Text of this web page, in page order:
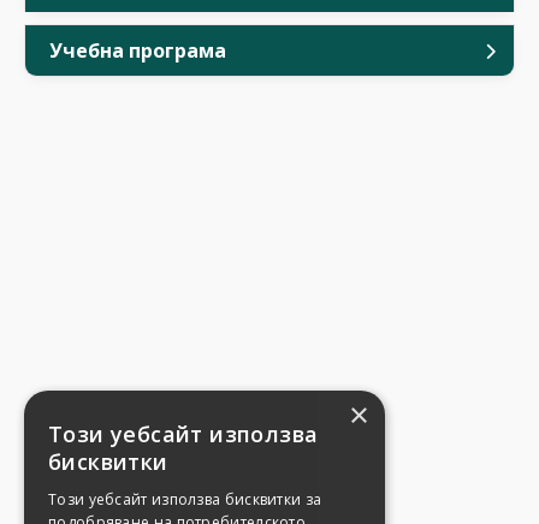
Учебна програма
×
Този уебсайт използва
бисквитки
Този уебсайт използва бисквитки за